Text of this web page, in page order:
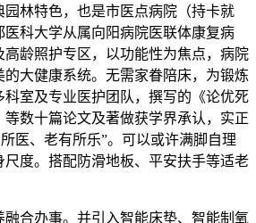
林特色，也是市医点病院（持卡就
医科大学从属向阳病院医联体康复病
高龄照护专区，以功能性为焦点，病院
的大健康系统。无需家眷陪床，为锻炼
室及专业医护团队，撰写的《论优死
数十篇论文及著做获学界承认，实正
医、老有所乐”。可以或许满脚自理
尺度。搭配防滑地板、平安扶手等适老
合办事。并引入智能床垫、智能制氧